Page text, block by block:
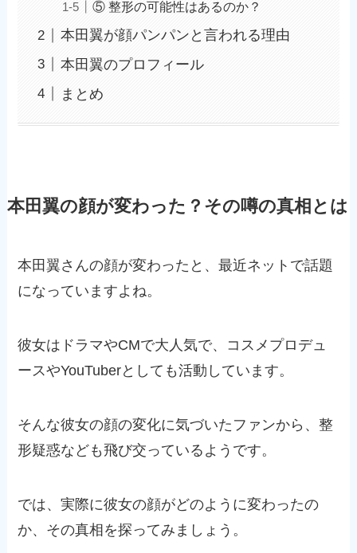
⑤ 整形の可能性はあるのか？
本田翼が顔パンパンと言われる理由
本田翼のプロフィール
まとめ
本田翼の顔が変わった？その噂の真相とは
本田翼さんの顔が変わったと、最近ネットで話題
になっていますよね。
彼女はドラマやCMで大人気で、コスメプロデュ
ースやYouTuberとしても活動しています。
そんな彼女の顔の変化に気づいたファンから、整
形疑惑なども飛び交っているようです。
では、実際に彼女の顔がどのように変わったの
か、その真相を探ってみましょう。